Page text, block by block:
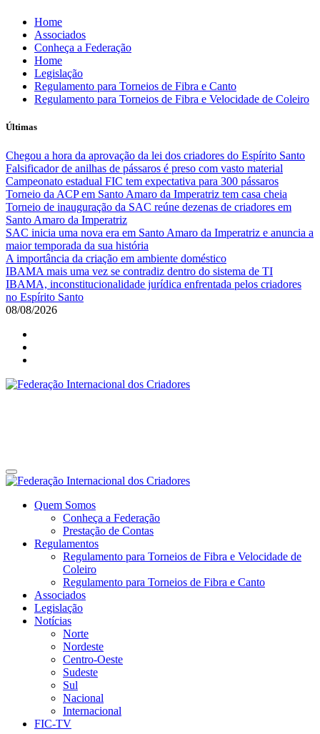
Skip
content
Home
Associados
Conheça a Federação
Home
Legislação
Regulamento para Torneios de Fibra e Canto
Regulamento para Torneios de Fibra e Velocidade de Coleiro
Últimas
Chegou a hora da aprovação da lei dos criadores do Espírito Santo
Falsificador de anilhas de pássaros é preso com vasto material
Campeonato estadual FIC tem expectativa para 300 pássaros
Torneio da ACP em Santo Amaro da Imperatriz tem casa cheia
Torneio de inauguração da SAC reúne dezenas de criadores em
Santo Amaro da Imperatriz
SAC inicia uma nova era em Santo Amaro da Imperatriz e anuncia a
maior temporada da sua história
A importância da criação em ambiente doméstico
IBAMA mais uma vez se contradiz dentro do sistema de TI
IBAMA, inconstitucionalidade jurídica enfrentada pelos criadores
no Espírito Santo
08/08/2026
Site da Federação Internacional dos Criadores de Pássaros
Quem Somos
Conheça a Federação
Prestação de Contas
Regulamentos
Regulamento para Torneios de Fibra e Velocidade de
Coleiro
Regulamento para Torneios de Fibra e Canto
Associados
Legislação
Notícias
Norte
Nordeste
Centro-Oeste
Sudeste
Sul
Nacional
Internacional
FIC-TV